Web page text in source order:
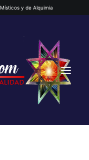
y de Alquimia